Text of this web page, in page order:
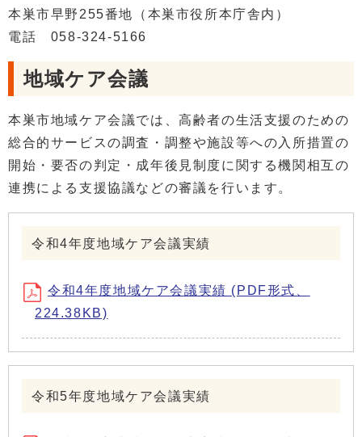
本巣市早野255番地（本巣市役所本庁舎内）
電話 058-324-5166
地域ケア会議
本巣市地域ケア会議では、高齢者の生活支援のための
総合的サービスの調査・調整や施設等への入所措置の
開始・要否の判定・成年後見制度に関する機関相互の
連携による支援協議などの審議を行います。
令和4年度地域ケア会議実績
令和4年度地域ケア会議実績 (PDF形式、
224.38KB)
令和5年度地域ケア会議実績